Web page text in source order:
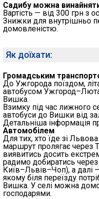
Садибу можна
Вартість — від 300 грн з
Знижки для внутрішньо
домовленістю.
Як доїхати:
Громадським
До Ужгорода поїздом,
автобусом
Вишка.
Взимку під час лижного
автобуси до Вишки від
Детальніша інформація
Автомобілем
Для тих, хто їде зі
маршрут пролягає через
виявитись досить
радимо добиратись
Київ–Львів–Чоп), а далі
якому біля переїзду
Вишка. У селі можна
господарями.